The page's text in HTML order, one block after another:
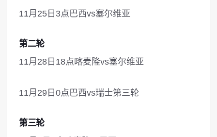
11月25日3点巴西vs塞尔维亚
第二轮
11月28日18点喀麦隆vs塞尔维亚
11月29日0点巴西vs瑞士第三轮
第三轮